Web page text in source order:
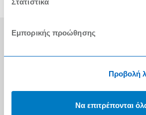
Στατιστικά
Εμπορικής προώθησης
Προβολή
Να επιτρέπονται